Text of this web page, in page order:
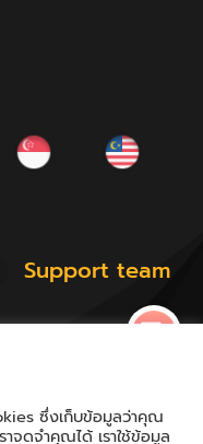
Support team
ซึ่งเก็บข้อมูลว่าคุณ
าจดจำคุณได้ เราใช้ข้อมูล